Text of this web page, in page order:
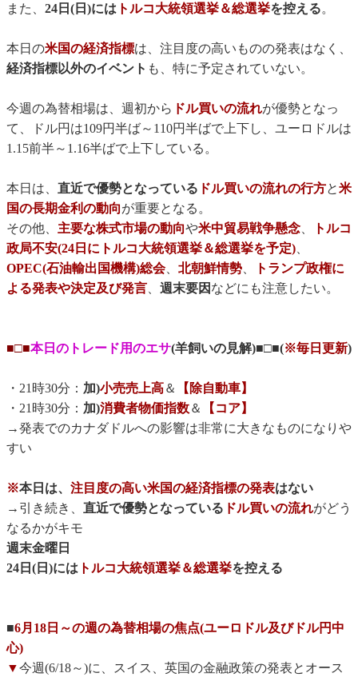
また、 24日(日)には トルコ大統領選挙＆総選挙を控える。
本日の米国の経済指標は、注目度の高いものの発表はなく、
経済指標以外のイベント も、特に予定されていない。
今週の為替相場は、週初から ドル買いの流れが優勢となっ
て、ドル円は109円半ば～110円半ばで上下し、ユーロドルは
1.15前半～1.16半ばで上下している。
本日は、 直近で優勢となっている ドル買いの流れの行方と米
国の長期金利の動向が重要となる。
その他、 主要な株式市場の動向や米中貿易戦争懸念、
トルコ
政局不安(24日にトルコ大統領選挙＆総選挙を予定)、
OPEC(石油輸出国機構)総会、 北朝鮮情勢、
トランプ政権に
よる発表や決定及び発言、 週末要因 などにも注意したい。
■□■本日のトレード用のエサ(羊飼いの見解)■□■(※毎日更新)
・21時30分： 加)小売売上高＆
【除自動車】
・21時30分： 加)消費者物価指数＆
【コア】
→発表でのカナダドルへの影響は非常に大きなものになりや
すい
※本日は、 注目度の高い米国の経済指標の発表はない
→引き続き、 直近で優勢となっている ドル買いの流れがどう
なるかがキモ
週末金曜日
24日(日)には トルコ大統領選挙＆総選挙を控える
■6月18日～の週の為替相場の焦点(ユーロドル及びドル円中
心)
▼今週(6/18～)に、スイス、英国の金融政策の発表とオース